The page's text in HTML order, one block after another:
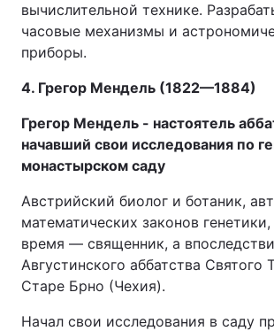
вычислительной технике.
часовые механизмы и
приборы.
4. Грегор Мендель (1822—1884)
Грегор Мендель - настоятель
начавший свои исследования по
монастырском саду
Австрийский биолог и ботаник,
математических законов
время — священник, а
Августинского аббатства Святого
Старе Брно (Чехия).
Начал свои исследования в саду